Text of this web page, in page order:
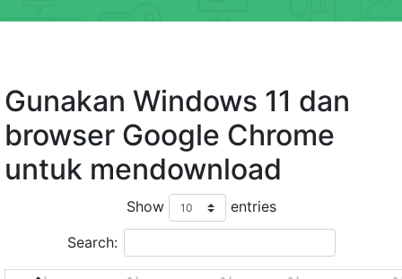
Gunakan Windows 11 dan
browser Google Chrome
untuk mendownload
Show entries
Search: